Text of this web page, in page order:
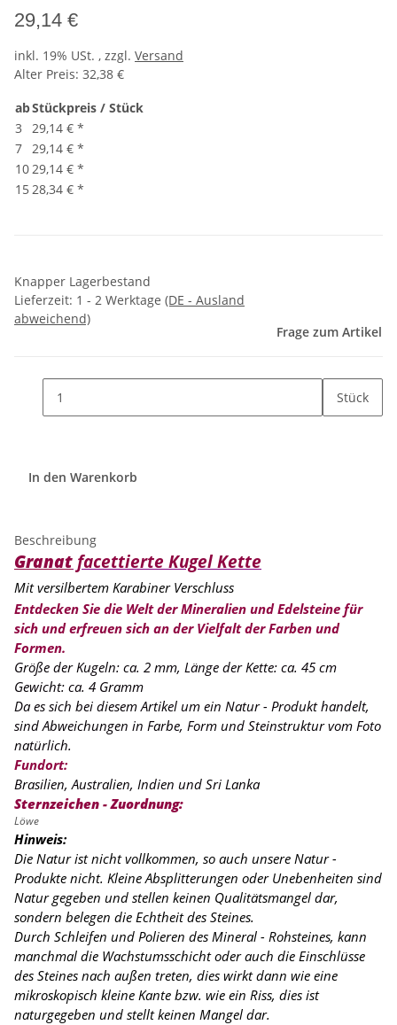
29,14 €
inkl. 19% USt. , zzgl. Versand
Alter Preis: 32,38 €
abStückpreis / Stück
3
29,14 € *
7 29,14 € *
1029,14 € *
15 28,34 € *
Knapper Lagerbestand
Lieferzeit: 1 - 2 Werktage (DE - Ausland
abweichend)
Frage zum Artikel
Stück
In den Warenkorb
Beschreibung
Granat facettierte Kugel Kette
Mit versilbertem Karabiner Verschluss
Entdecken Sie die Welt der Mineralien und Edelsteine für
sich und erfreuen sich an der Vielfalt der Farben und
Formen.
Größe der Kugeln: ca. 2 mm, Länge der Kette: ca. 45 cm
Gewicht: ca. 4 Gramm
Da es sich bei diesem Artikel um ein Natur - Produkt handelt,
sind Abweichungen in Farbe, Form und Steinstruktur vom Foto
natürlich.
Fundort:
Brasilien, Australien, Indien und Sri Lanka
Sternzeichen - Zuordnung:
Löwe
Hinweis:
Die Natur ist nicht vollkommen, so auch unsere Natur -
Produkte nicht. Kleine Absplitterungen oder Unebenheiten sind
Natur gegeben und stellen keinen Qualitätsmangel dar,
sondern belegen die Echtheit des Steines.
Durch Schleifen und Polieren des Mineral - Rohsteines, kann
manchmal die Wachstumsschicht oder auch die Einschlüsse
des Steines nach außen treten, dies wirkt dann wie eine
mikroskopisch kleine Kante bzw. wie ein Riss, dies ist
naturgegeben und stellt keinen Mangel dar.